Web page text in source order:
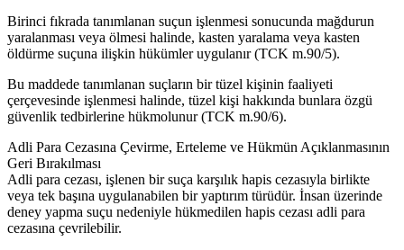
Birinci fıkrada tanımlanan suçun işlenmesi sonucunda mağdurun
yaralanması veya ölmesi halinde, kasten yaralama veya kasten
öldürme suçuna ilişkin hükümler uygulanır (TCK m.90/5).
Bu maddede tanımlanan suçların bir tüzel kişinin faaliyeti
çerçevesinde işlenmesi halinde, tüzel kişi hakkında bunlara özgü
güvenlik tedbirlerine hükmolunur (TCK m.90/6).
Adli Para Cezasına Çevirme, Erteleme ve Hükmün Açıklanmasının
Geri Bırakılması
Adli para cezası, işlenen bir suça karşılık hapis cezasıyla birlikte
veya tek başına uygulanabilen bir yaptırım türüdür. İnsan üzerinde
deney yapma suçu nedeniyle hükmedilen hapis cezası adli para
cezasına çevrilebilir.